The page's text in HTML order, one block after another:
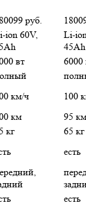
руб.
ion 60V,
Li-
45Ah
вт 6000
км/ч 100
км 95 км
кг 65 кг
есть
есть